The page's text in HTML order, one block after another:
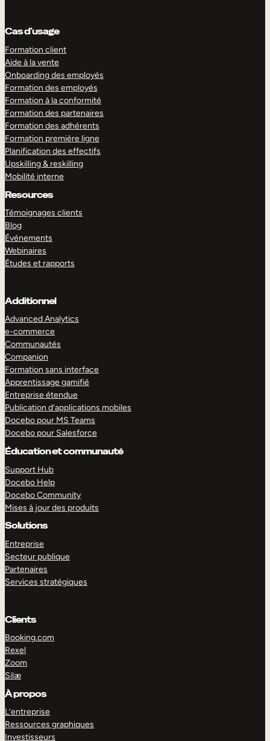
Cas d’usage
Formation client
Aide à la vente
Onboarding des employés
Formation des employés
Formation à la conformité
Formation des partenaires
Formation des adhérents
Formation première ligne
Planification des effectifs
Upskilling & reskilling
Mobilité interne
Resources
Témoignages clients
Blog
Événements
Webinaires
Études et rapports
Additionnel
Advanced Analytics
e-commerce
Communautés
Companion
Formation sans interface
Apprentissage gamifié
Entreprise étendue
Publication d’applications mobiles
Docebo pour MS Teams
Docebo pour Salesforce
Éducation et communauté
Support Hub
Docebo Help
Docebo Community
Mises à jour des produits
Solutions
Entreprise
Secteur publique
Partenaires
Services stratégiques
Clients
Booking.com
Rexel
Zoom
Silæ
À propos
L’entreprise
Ressources graphiques
Investisseurs